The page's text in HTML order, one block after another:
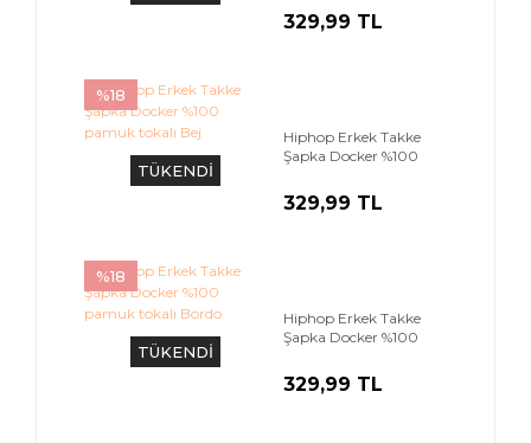
329,99 TL
TÜKENDİ
%18
Hiphop Erkek Takke
Şapka Docker %100
329,99 TL
TÜKENDİ
%18
Hiphop Erkek Takke
Şapka Docker %100
329,99 TL